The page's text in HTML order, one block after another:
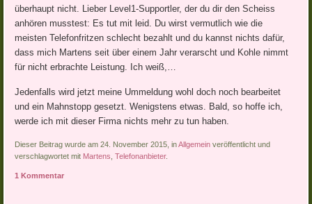
überhaupt nicht. Lieber Level1-Supportler, der du dir den Scheiss
anhören musstest: Es tut mit leid. Du wirst vermutlich wie die
meisten Telefonfritzen schlecht bezahlt und du kannst nichts dafür,
dass mich Martens seit über einem Jahr verarscht und Kohle nimmt
für nicht erbrachte Leistung. Ich weiß,…
Jedenfalls wird jetzt meine Ummeldung wohl doch noch bearbeitet
und ein Mahnstopp gesetzt. Wenigstens etwas. Bald, so hoffe ich,
werde ich mit dieser Firma nichts mehr zu tun haben.
Dieser Beitrag wurde am 24. November 2015, inAllgemein veröffentlicht und
verschlagwortet mit Martens ,Telefonanbieter.
1 Kommentar